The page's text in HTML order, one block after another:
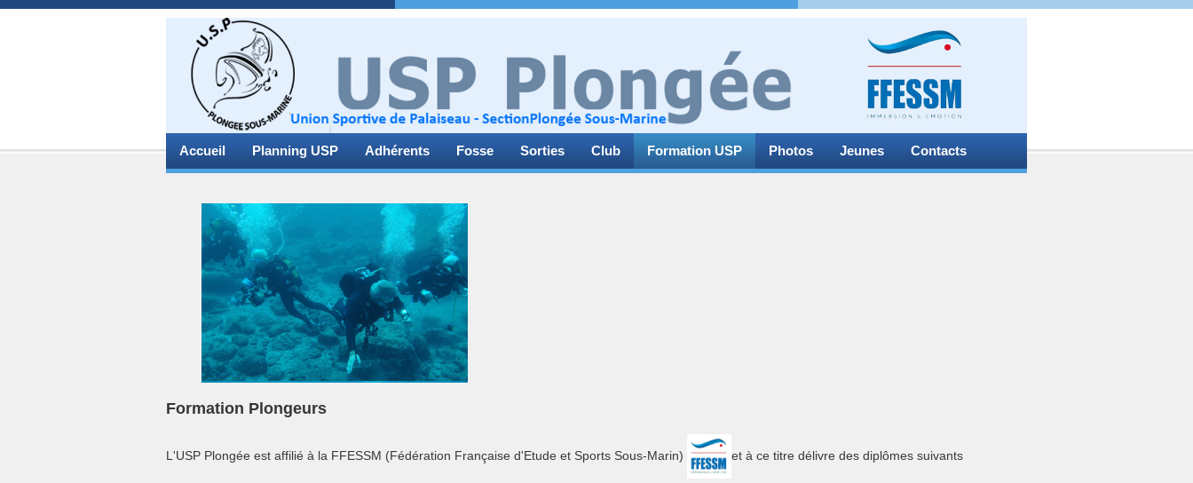
Accueil Planning USP Adhérents Fosse Sorties Club Formation USP Photos Jeunes Contacts
Formation Plongeurs
L'USP Plongée est affilié à la FFESSM (Fédération Française d'Etude et Sports Sous-Marin) et à ce titre délivre des diplômes suivants